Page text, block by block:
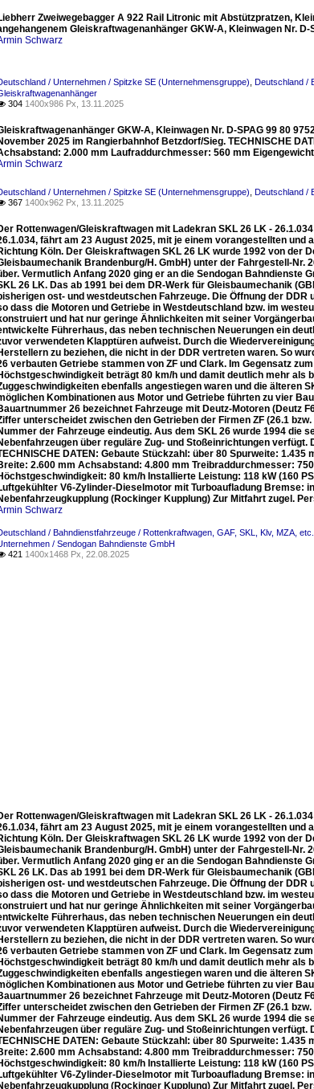
Zweiwegebagger A 922 Rail Litronic mit Abstützpratzen,
Gleiskraftwagenanhänger GKW-A, Kleinwagen Nr.
Schwarz
/ Unternehmen / Spitzke SE (Unternehmensgruppe) Deutschland /
304 1400x986 Px, 13.11.2025
GKW-A, Kleinwagen Nr. D-SPAG 99 80
2025 im Rangierbahnhof Betzdorf/Sieg. TECHNISCHE
2.000 mm Laufraddurchmesser: 560 mm
Schwarz
/ Unternehmen / Spitzke SE (Unternehmensgruppe) Deutschland /
367 1400x962 Px, 13.11.2025
Rottenwagen/Gleiskraftwagen mit Ladekran SKL 26 LK -
fährt am 23 August 2025, mit je einem vorangestellten
Köln. Der Gleiskraftwagen SKL 26 LK wurde 1992 von der
Brandenburg/H. GmbH) unter der Fahrgestell-Nr.
Vermutlich Anfang 2020 ging er an die Sendogan
26 LK. Das ab 1991 bei dem DR-Werk für Gleisbaumechanik
ost- und westdeutschen Fahrzeuge. Die Öffnung der
dass die Motoren und Getriebe in Westdeutschland bzw. im
und hat nur geringe Ähnlichkeiten mit seiner
Führerhaus, das neben technischen Neuerungen ein
verwendeten Klapptüren aufweist. Durch die
zu beziehen, die nicht in der DDR vertreten waren. So
verbauten Getriebe stammen von ZF und Clark. Im Gegensatz
beträgt 80 km/h und damit deutlich mehr als
ebenfalls angestiegen waren und die älteren
Kombinationen aus Motor und Getriebe führten zu vier
26 bezeichnet Fahrzeuge mit Deutz-Motoren (Deutz
unterscheidet zwischen den Getrieben der Firmen ZF (26.1
der Fahrzeuge eindeutig. Aus dem SKL 26 wurde 1994 die
über reguläre Zug- und Stoßeinrichtungen
DATEN: Gebaute Stückzahl: über 80 Spurweite:
2.600 mm Achsabstand: 4.800 mm Treibraddurchmesser:
80 km/h Installierte Leistung: 118 kW (160
V6-Zylinder-Dieselmotor mit Turboaufladung
(Rockinger Kupplung) Zur Mitfahrt zugel.
Schwarz
/ Bahndienstfahrzeuge / Rottenkraftwagen, GAF, SKL, Klv, MZA, etc.
/ Sendogan Bahndienste GmbH
421 1400x1468 Px, 22.08.2025
Rottenwagen/Gleiskraftwagen mit Ladekran SKL 26 LK -
fährt am 23 August 2025, mit je einem vorangestellten
Köln. Der Gleiskraftwagen SKL 26 LK wurde 1992 von der
Brandenburg/H. GmbH) unter der Fahrgestell-Nr.
Vermutlich Anfang 2020 ging er an die Sendogan
26 LK. Das ab 1991 bei dem DR-Werk für Gleisbaumechanik
ost- und westdeutschen Fahrzeuge. Die Öffnung der
dass die Motoren und Getriebe in Westdeutschland bzw. im
und hat nur geringe Ähnlichkeiten mit seiner
Führerhaus, das neben technischen Neuerungen ein
verwendeten Klapptüren aufweist. Durch die
zu beziehen, die nicht in der DDR vertreten waren. So
verbauten Getriebe stammen von ZF und Clark. Im Gegensatz
beträgt 80 km/h und damit deutlich mehr als
ebenfalls angestiegen waren und die älteren
Kombinationen aus Motor und Getriebe führten zu vier
26 bezeichnet Fahrzeuge mit Deutz-Motoren (Deutz
unterscheidet zwischen den Getrieben der Firmen ZF (26.1
der Fahrzeuge eindeutig. Aus dem SKL 26 wurde 1994 die
über reguläre Zug- und Stoßeinrichtungen
DATEN: Gebaute Stückzahl: über 80 Spurweite:
2.600 mm Achsabstand: 4.800 mm Treibraddurchmesser:
80 km/h Installierte Leistung: 118 kW (160
V6-Zylinder-Dieselmotor mit Turboaufladung
(Rockinger Kupplung) Zur Mitfahrt zugel.